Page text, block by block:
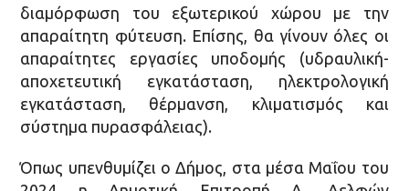
διαμόρφωση του εξωτερικού χώρου με την
απαραίτητη φύτευση. Επίσης, θα γίνουν όλες οι
απαραίτητες εργασίες υποδομής (υδραυλική-
αποχετευτική εγκατάσταση, ηλεκτρολογική
εγκατάσταση, θέρμανση, κλιματισμός και
σύστημα πυρασφάλειας).
Όπως υπενθυμίζει ο Δήμος, στα μέσα Μαΐου του